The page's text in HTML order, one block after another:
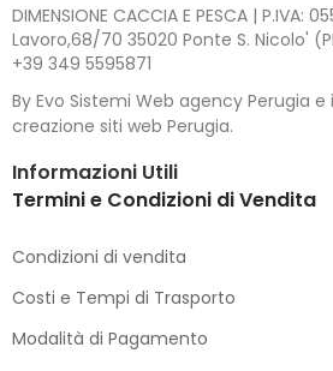
DIMENSIONE CACCIA E PESCA | P.IVA:
Lavoro,68/70 35020 Ponte S. Nicolo'
+39 349 5595871
By Evo Sistemi Web agency Perugia e
creazione siti web Perugia.
Informazioni Utili
Termini e Condizioni di Vendita
Condizioni di vendita
Costi e Tempi di Trasporto
Modalità di Pagamento